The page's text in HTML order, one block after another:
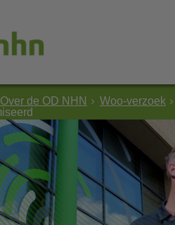
Over de OD NHN Woo-verzoek